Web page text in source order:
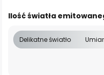
Ilość światła
Delikatne światło